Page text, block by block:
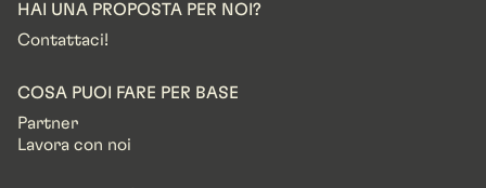
HAI UNA PROPOSTA PER NOI?
Contattaci!
COSA PUOI FARE PER BASE
Partner
Lavora con noi